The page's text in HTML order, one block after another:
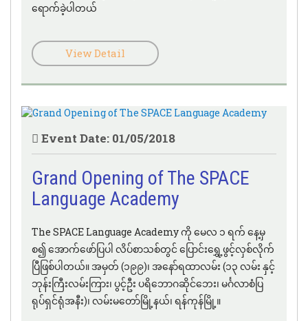
ရောက်ခဲ့ပါတယ်
View Detail
Event Date: 01/05/2018
Grand Opening of The SPACE
Language Academy
The SPACE Language Academy ကို မေလ ၁ ရက် နေ့မှ
စ၍ အောက်ဖော်ပြပါ လိပ်စာသစ်တွင် ပြောင်းရွှေ့ဖွင့်လှစ်လိုက်
ပြီဖြစ်ပါတယ်။ အမှတ် (၁၉၉)၊ အနော်ရထာလမ်း (၁၃ လမ်း နှင့်
ဘုန်းကြီးလမ်းကြား၊ ပွင့်ဦး ပရိဘောဂဆိုင်ဘေး၊ မင်္ဂလာစံပြ
ရုပ်ရှင်ရုံအနီး)၊ လမ်းမတော်မြို့နယ်၊ ရန်ကုန်မြို့။